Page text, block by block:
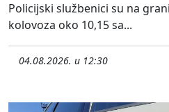
Policijski službenici su na
kolovoza oko 10,15 sa...
04.08.2026. u 12:30